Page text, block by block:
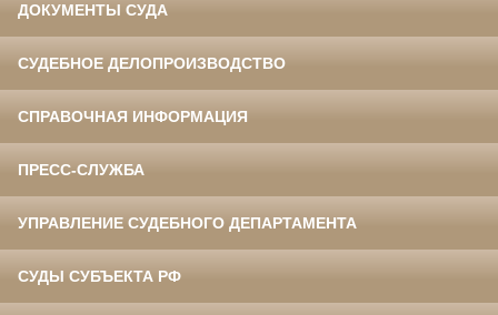
ДОКУМЕНТЫ СУДА
СУДЕБНОЕ ДЕЛОПРОИЗВОДСТВО
СПРАВОЧНАЯ ИНФОРМАЦИЯ
ПРЕСС-СЛУЖБА
УПРАВЛЕНИЕ СУДЕБНОГО ДЕПАРТАМЕНТА
СУДЫ СУБЪЕКТА РФ